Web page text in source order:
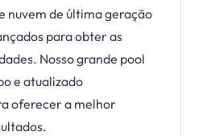
nuvem de última geração
para obter as
Nosso grande pool
e atualizado
oferecer a melhor